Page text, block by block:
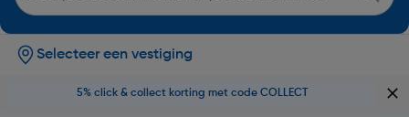
Selecteer een vestiging
5% click & collect korting met code COLLECT